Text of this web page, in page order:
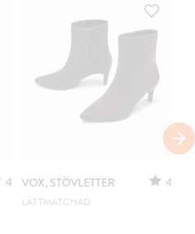
4 VOX, STÖVLETTER 4
LÄTTMATCHAD